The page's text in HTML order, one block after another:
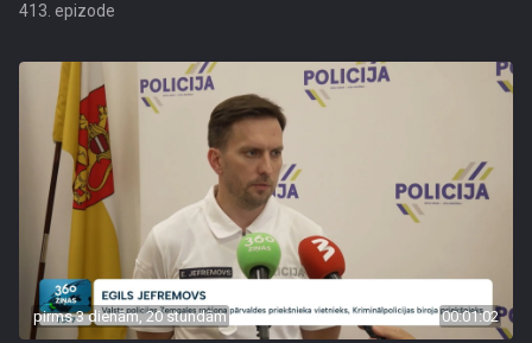
413. epizode
pirms 3 dienām, 20 stundām 00:01:02